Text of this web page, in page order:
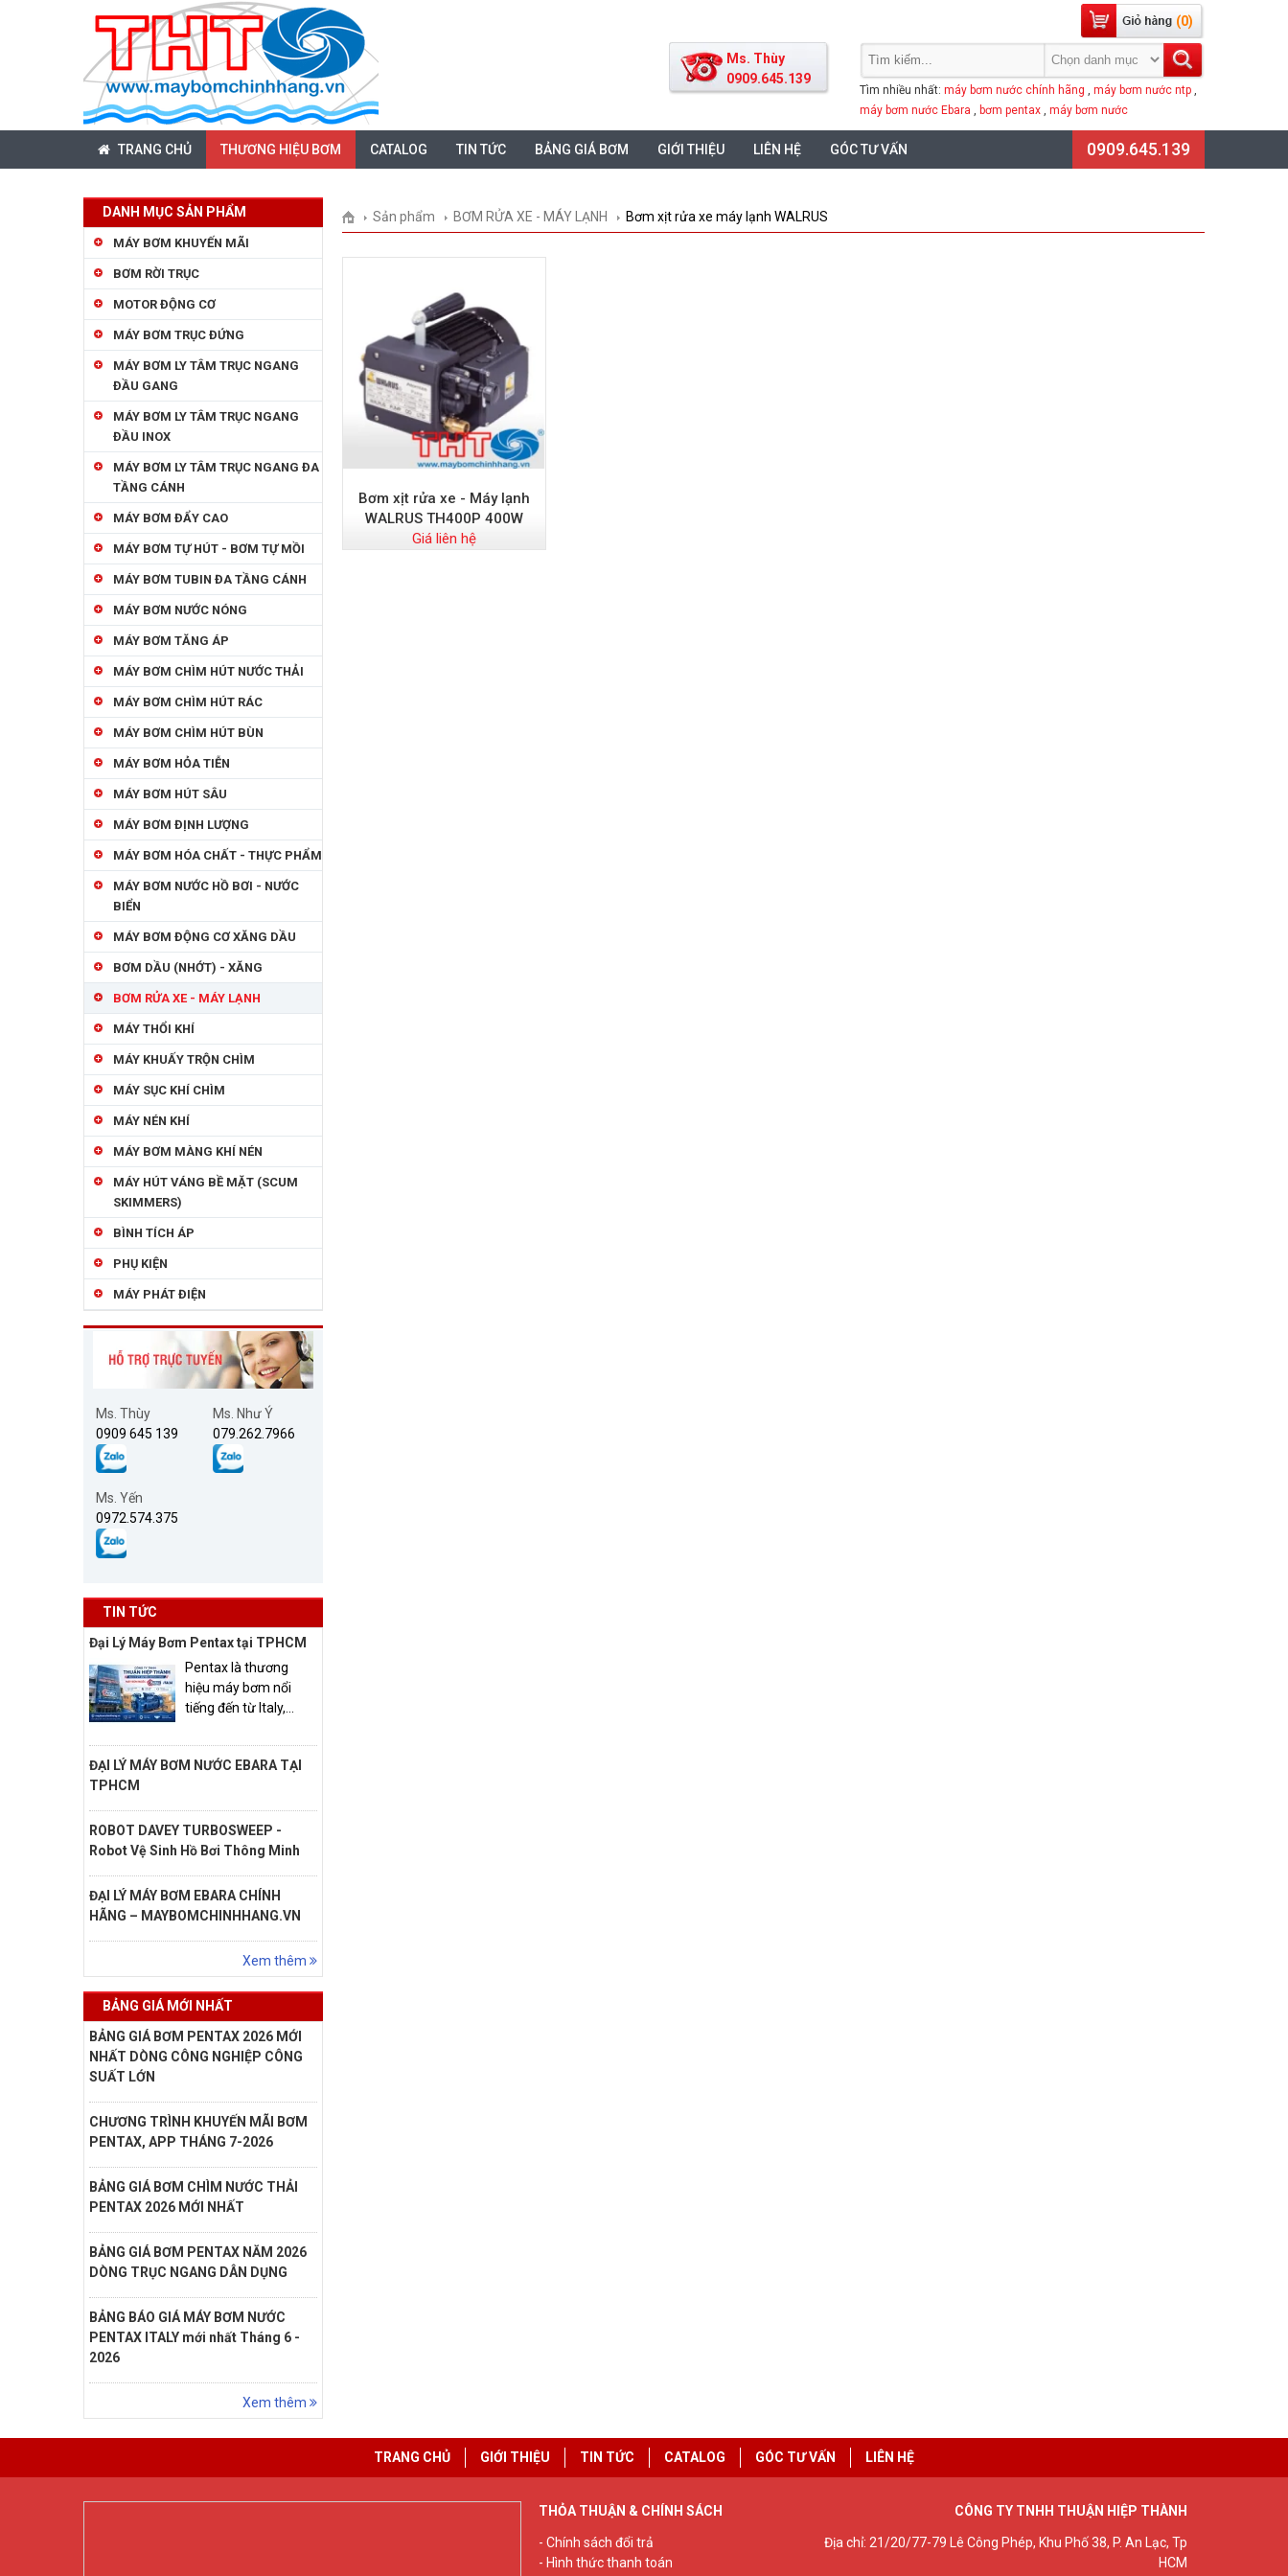
(0)
Tìm nhiều nhất: máy bơm nước chính hãng , máy bơm nước ntp ,
máy bơm nước Ebara , bơm pentax , máy bơm nước
Ms. Thùy
0909.645.139
TRANG CHỦ THƯƠNG HIỆU BƠM CATALOG TIN TỨC BẢNG GIÁ BƠM GIỚI THIỆU LIÊN HỆ GÓC TƯ VẤN 0909.645.139
DANH MỤC SẢN PHẨM
MÁY BƠM KHUYẾN MÃI
BƠM RỜI TRỤC
MOTOR ĐỘNG CƠ
MÁY BƠM TRỤC ĐỨNG
MÁY BƠM LY TÂM TRỤC NGANG
ĐẦU GANG
MÁY BƠM LY TÂM TRỤC NGANG
ĐẦU INOX
MÁY BƠM LY TÂM TRỤC NGANG ĐA
TẦNG CÁNH
MÁY BƠM ĐẨY CAO
MÁY BƠM TỰ HÚT - BƠM TỰ MỒI
MÁY BƠM TUBIN ĐA TẦNG CÁNH
MÁY BƠM NƯỚC NÓNG
MÁY BƠM TĂNG ÁP
MÁY BƠM CHÌM HÚT NƯỚC THẢI
MÁY BƠM CHÌM HÚT RÁC
MÁY BƠM CHÌM HÚT BÙN
MÁY BƠM HỎA TIỄN
MÁY BƠM HÚT SÂU
MÁY BƠM ĐỊNH LƯỢNG
MÁY BƠM HÓA CHẤT - THỰC PHẨM
MÁY BƠM NƯỚC HỒ BƠI - NƯỚC
BIỂN
MÁY BƠM ĐỘNG CƠ XĂNG DẦU
BƠM DẦU (NHỚT) - XĂNG
BƠM RỬA XE - MÁY LẠNH
MÁY THỔI KHÍ
MÁY KHUẤY TRỘN CHÌM
MÁY SỤC KHÍ CHÌM
MÁY NÉN KHÍ
MÁY BƠM MÀNG KHÍ NÉN
MÁY HÚT VÁNG BỀ MẶT (SCUM
SKIMMERS)
BÌNH TÍCH ÁP
PHỤ KIỆN
MÁY PHÁT ĐIỆN
Ms. Thùy
0909 645 139
Ms. Như Ý
079.262.7966
Ms. Yến
0972.574.375
TIN TỨC
Đại Lý Máy Bơm Pentax tại TPHCM
Pentax là thương
hiệu máy bơm nổi
tiếng đến từ Italy,...
ĐẠI LÝ MÁY BƠM NƯỚC EBARA TẠI
TPHCM
ROBOT DAVEY TURBOSWEEP -
Robot Vệ Sinh Hồ Bơi Thông Minh
ĐẠI LÝ MÁY BƠM EBARA CHÍNH
HÃNG – MAYBOMCHINHHANG.VN
Xem thêm
BẢNG GIÁ MỚI NHẤT
BẢNG GIÁ BƠM PENTAX 2026 MỚI
NHẤT DÒNG CÔNG NGHIỆP CÔNG
SUẤT LỚN
CHƯƠNG TRÌNH KHUYẾN MÃI BƠM
PENTAX, APP THÁNG 7-2026
BẢNG GIÁ BƠM CHÌM NƯỚC THẢI
PENTAX 2026 MỚI NHẤT
BẢNG GIÁ BƠM PENTAX NĂM 2026
DÒNG TRỤC NGANG DÂN DỤNG
BẢNG BÁO GIÁ MÁY BƠM NƯỚC
PENTAX ITALY mới nhất Tháng 6 -
2026
Xem thêm
Sản phẩm BƠM RỬA XE - MÁY LẠNH Bơm xịt rửa xe máy lạnh WALRUS
Bơm xịt rửa xe - Máy lạnh
WALRUS TH400P 400W
Giá liên hệ
TRANG CHỦ GIỚI THIỆU TIN TỨC CATALOG GÓC TƯ VẤN LIÊN HỆ
THỎA THUẬN & CHÍNH SÁCH
- Chính sách đổi trả
- Hình thức thanh toán
CÔNG TY TNHH THUẬN HIỆP THÀNH
Địa chỉ: 21/20/77-79 Lê Công Phép, Khu Phố 38, P. An Lạc, Tp
HCM